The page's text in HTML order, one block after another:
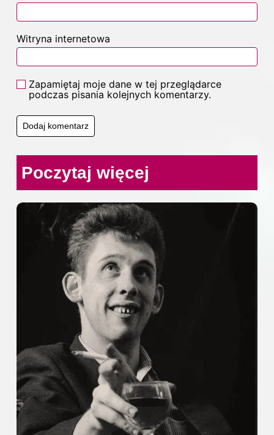
Witryna internetowa
Zapamiętaj moje dane w tej przeglądarce
podczas pisania kolejnych komentarzy.
Poczytaj więcej